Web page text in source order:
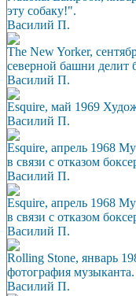
эту собаку!".
Василий П.
The New Yorker,
северной башни делит
Василий П.
Esquire, май 1969
Василий П.
Esquire, апрель 1968
в связи с отказом
Василий П.
Esquire, апрель 1968
в связи с отказом
Василий П.
Rolling Stone, январь
фотография музыканта.
Василий П.